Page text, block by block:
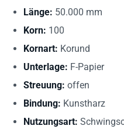
Länge: 50.000 mm
Korn: 100
Kornart: Korund
Unterlage: F-Papier
Streuung: offen
Bindung: Kunstharz
Nutzungsart: